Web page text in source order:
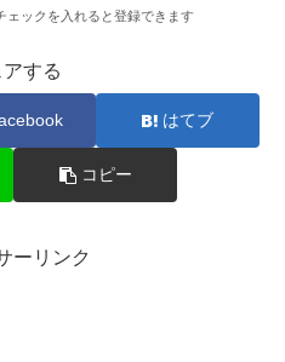
ェックを入れると登録できます
アする
はてブ
コピー
ーリンク